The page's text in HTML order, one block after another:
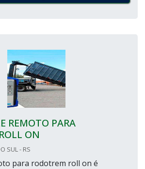
REMOTO PARA
ON
SUL - RS
para rodotrem roll on é